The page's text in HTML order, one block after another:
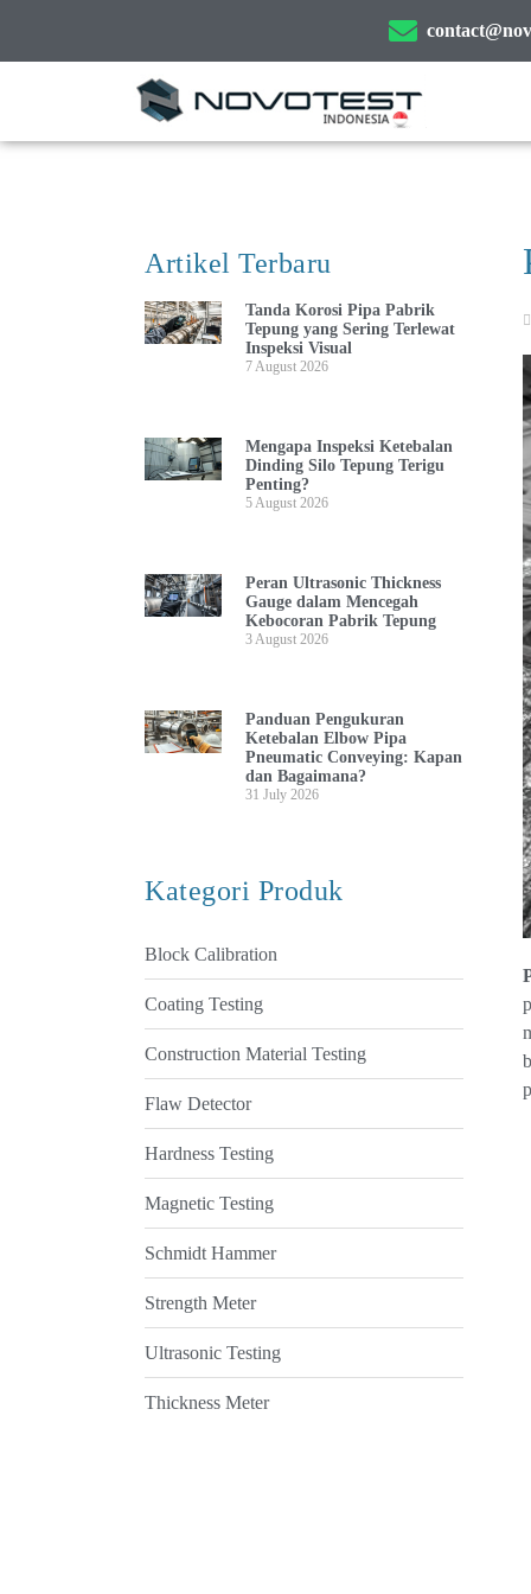
Artikel Terbaru
Tanda Korosi Pipa Pabrik
Tepung yang Sering Terlewat
Inspeksi Visual
7 August 2026
Mengapa Inspeksi Ketebalan
Dinding Silo Tepung Terigu
Penting?
5 August 2026
Peran Ultrasonic Thickness
Gauge dalam Mencegah
Kebocoran Pabrik Tepung
3 August 2026
Panduan Pengukuran
Ketebalan Elbow Pipa
Pneumatic Conveying: Kapan
dan Bagaimana?
31 July 2026
Kategori Produk
Block Calibration
Coating Testing
Construction Material Testing
Flaw Detector
Hardness Testing
Magnetic Testing
Schmidt Hammer
Strength Meter
Ultrasonic Testing
Thickness Meter